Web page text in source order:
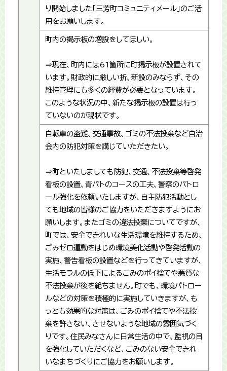
り開始しました「三芳町コミュニティメール」のご活
用をお願いします。
町内の掲示板の増設をしてほしい。
⇒現在、町内には61箇所に町掲示板が設置されて
います。財政的に厳しい折、新設のみならず、その
維持管理にも多くの経費が必要となっています。
このような状況の中、新たな掲示板の設置は行っ
ていないのが現状です。
自転車の盗難、交通事故、ゴミの不法投棄など自治
会内の防犯対策を講じていただきたい。
⇒町といたしましても防犯、交通、不法投棄等啓発
看板の設置、青パトのコースの工夫、警察のパトロ
ール強化を依頼いたしますが、自主防犯活動とし
ても地域の皆様のご協力をいただきますようにお
願いします。またゴミの違法投棄についてですが、
町では、安全できれいな生活環境を維持するため、
ごみゼロ運動をはじめ環境美化活動や啓発活動の
実施、警告看板の設置などを行ってきていますが、
生活モラルの低下によるごみのポイ捨てや悪質な
不法投棄が後を絶ちません。町でも、環境パトロー
ルなどの対策を積極的に実施していきますが、も
っとも効果的な対策は、ごみのポイ捨てや不法投
棄を許さない、させないような地域の雰囲気づく
りです。住民みなさんに日常生活の中で、監視の目
を強化していただくなど、ごみのない安全できれ
いなまちづくりにご協力をお願いします。